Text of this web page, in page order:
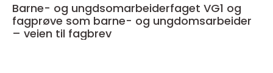
Barne- og ungdsomarbeiderfaget VG1 og
fagprøve som barne- og ungdomsarbeider
– veien til fagbrev